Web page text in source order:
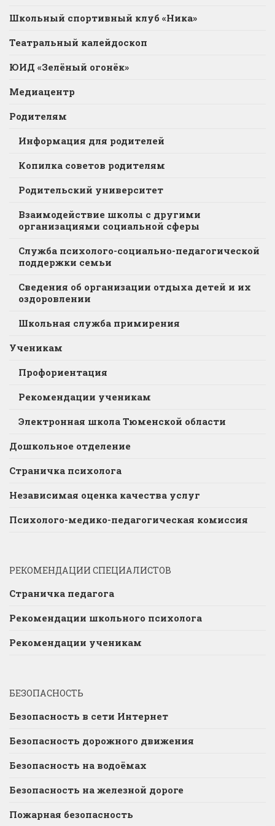
Школьный спортивный клуб «Ника»
Театральный калейдоскоп
ЮИД «Зелёный огонёк»
Медиацентр
Родителям
Информация для родителей
Копилка советов родителям
Родительский университет
Взаимодействие школы с другими
организациями социальной сферы
Служба психолого-социально-педагогической
поддержки семьи
Сведения об организации отдыха детей и их
оздоровлении
Школьная служба примирения
Ученикам
Профориентация
Рекомендации ученикам
Электронная школа Тюменской области
Дошкольное отделение
Страничка психолога
Независимая оценка качества услуг
Психолого-медико-педагогическая комиссия
РЕКОМЕНДАЦИИ СПЕЦИАЛИСТОВ
Страничка педагога
Рекомендации школьного психолога
Рекомендации ученикам
БЕЗОПАСНОСТЬ
Безопасность в сети Интернет
Безопасность дорожного движения
Безопасность на водоёмах
Безопасность на железной дороге
Пожарная безопасность